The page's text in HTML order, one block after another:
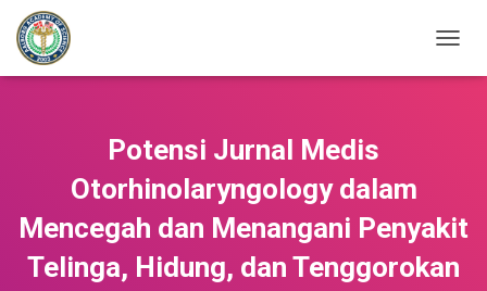
O
V
I
G
A
Potensi Jurnal Medis
Otorhinolaryngology dalam
Mencegah dan Menangani Penyakit
Telinga, Hidung, dan Tenggorokan